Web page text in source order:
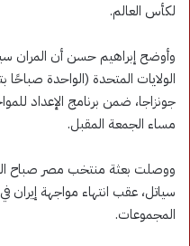
لكأس العالم.
وأوضح إبراهيم حسن أن المران
الولايات المتحدة (الواحدة
جونزاجا، ضمن برنامج الإعداد
مساء الجمعة المقبل.
ووصلت بعثة منتخب مصر صباح
سياتل، عقب انتهاء مواجهة إيران
المجموعات.